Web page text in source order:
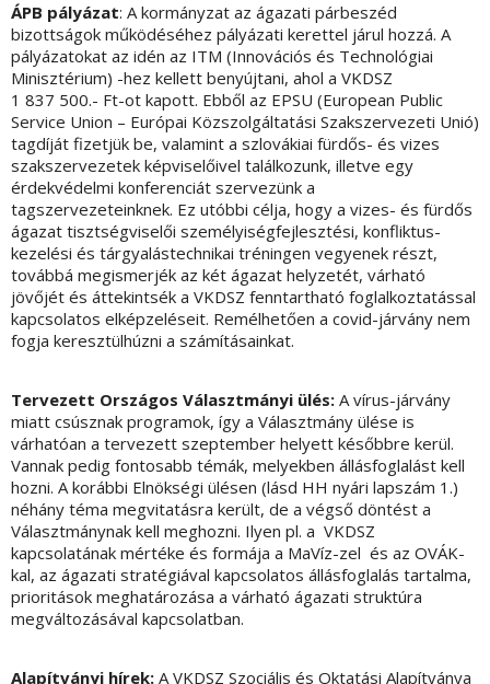
ÁPB pályázat: A kormányzat az ágazati párbeszéd
bizottságok működéséhez pályázati kerettel járul hozzá. A
pályázatokat az idén az ITM (Innovációs és Technológiai
Minisztérium) -hez kellett benyújtani, ahol a VKDSZ
1 837 500.- Ft-ot kapott. Ebből az EPSU (European Public
Service Union – Európai Közszolgáltatási Szakszervezeti Unió)
tagdíját fizetjük be, valamint a szlovákiai fürdős- és vizes
szakszervezetek képviselőivel találkozunk, illetve egy
érdekvédelmi konferenciát szervezünk a
tagszervezeteinknek. Ez utóbbi célja, hogy a vizes- és fürdős
ágazat tisztségviselői személyiségfejlesztési, konfliktus-
kezelési és tárgyalástechnikai tréningen vegyenek részt,
továbbá megismerjék az két ágazat helyzetét, várható
jövőjét és áttekintsék a VKDSZ fenntartható foglalkoztatással
kapcsolatos elképzeléseit. Remélhetően a covid-járvány nem
fogja keresztülhúzni a számításainkat.
Tervezett Országos Választmányi ülés: A vírus-járvány
miatt csúsznak programok, így a Választmány ülése is
várhatóan a tervezett szeptember helyett későbbre kerül.
Vannak pedig fontosabb témák, melyekben állásfoglalást kell
hozni. A korábbi Elnökségi ülésen (lásd HH nyári lapszám 1.)
néhány téma megvitatásra került, de a végső döntést a
Választmánynak kell meghozni. Ilyen pl. a VKDSZ
kapcsolatának mértéke és formája a MaVíz-zel és az OVÁK-
kal, az ágazati stratégiával kapcsolatos állásfoglalás tartalma,
prioritások meghatározása a várható ágazati struktúra
megváltozásával kapcsolatban.
Alapítványi hírek: A VKDSZ Szociális és Oktatási Alapítványa